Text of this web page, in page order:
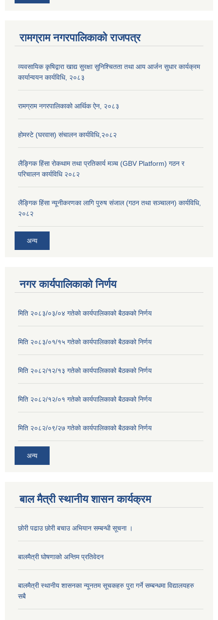
रामग्राम नगरपालिकाको राजपत्र
व्यवसायिक कृषिद्वारा खाद्य सुरक्षा सुनिश्चितता तथा आय आर्जन सुधार कार्यक्रम
कार्यान्वयन कार्यविधि, २०८३
रामग्राम नगरपालिकाको आर्थिक ऐन, २०८३
होमस्टे (घरवास) संचालन कार्यविधि,२०८२
लैङ्गिक हिंसा रोकथाम तथा प्रतिकार्य मञ्च (GBV Platform) गठन र
परिचालन कार्यविधि २०८२
लैङ्गिक हिंसा न्यूनीकरणका लागि पुरुष संजाल (गठन तथा सञ्चालन) कार्यविधि,
२०८२
अन्य
नगर कार्यपालिकाको निर्णय
मिति २०८३/०३/०४ गतेकाे कार्यपालिकाको बैठकको निर्णय
मिति २०८३/०१/१५ गतेकाे कार्यपालिकाको बैठकको निर्णय
मिति २०८२/१२/१३ गतेकाे कार्यपालिकाको बैठकको निर्णय
मिति २०८२/१२/०१ गतेकाे कार्यपालिकाको बैठकको निर्णय
मिति २०८२/०९/२७ गतेकाे कार्यपालिकाको बैठकको निर्णय
अन्य
बाल मैत्री स्थानीय शासन कार्यक्रम
छोरी पढाउ छोरी बचाउ अभियान सम्बन्धी सूचना ।
बालमैत्री घोषणाको अन्तिम प्रतिवेदन
बालमैत्री स्थानीय शासनका न्यूनतम सूचकहरु पुरा गर्ने सम्बन्धमा विद्यालयहरु
सबै